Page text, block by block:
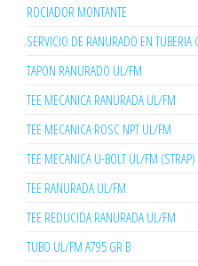
ROCIADOR MONTANTE
SERVICIO DE RANURADO EN
TAPON RANURADO UL/FM
TEE MECANICA RANURADA UL/FM
TEE MECANICA ROSC NPT UL/FM
TEE MECANICA U-BOLT UL/FM (STRAP)
TEE RANURADA UL/FM
TEE REDUCIDA RANURADA UL/FM
TUBO UL/FM A795 GR B